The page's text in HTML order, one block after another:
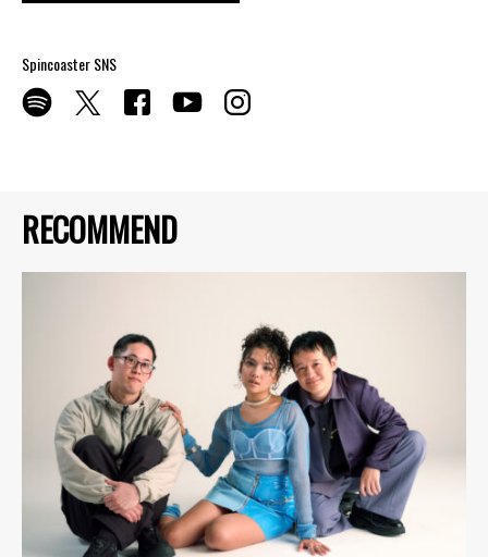
RECOMMEND
Spincoaster SNS